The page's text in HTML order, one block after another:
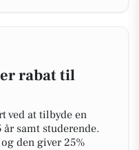
rabat til
ved at tilbyde en
samt studerende.
den giver 25%